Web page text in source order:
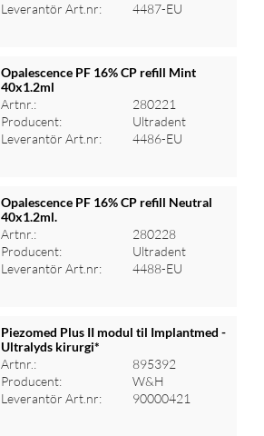
Leverantör Art.nr:
4487-EU
Logga in för priser
Opalescence PF 16% CP refill Mint
40x1.2ml
Artnr.:
280221
Producent:
Ultradent
Leverantör Art.nr:
4486-EU
Logga in för priser
Opalescence PF 16% CP refill Neutral
40x1.2ml.
Artnr.:
280228
Producent:
Ultradent
Leverantör Art.nr:
4488-EU
Logga in för priser
Piezomed Plus II modul til Implantmed -
Ultralyds kirurgi*
Artnr.:
895392
Producent:
W&H
Leverantör Art.nr:
90000421